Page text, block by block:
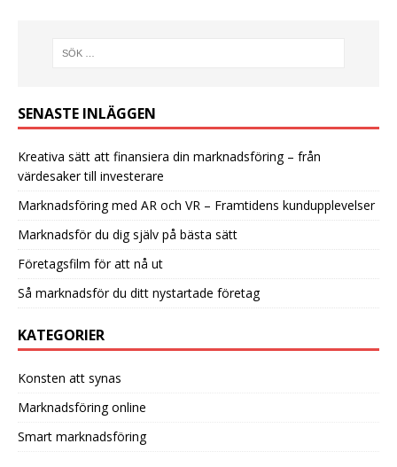
SENASTE INLÄGGEN
Kreativa sätt att finansiera din marknadsföring – från
värdesaker till investerare
Marknadsföring med AR och VR – Framtidens kundupplevelser
Marknadsför du dig själv på bästa sätt
Företagsfilm för att nå ut
Så marknadsför du ditt nystartade företag
KATEGORIER
Konsten att synas
Marknadsföring online
Smart marknadsföring